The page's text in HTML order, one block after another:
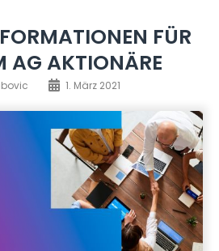
FÜR
AG AKTIONÄRE
1. März 2021